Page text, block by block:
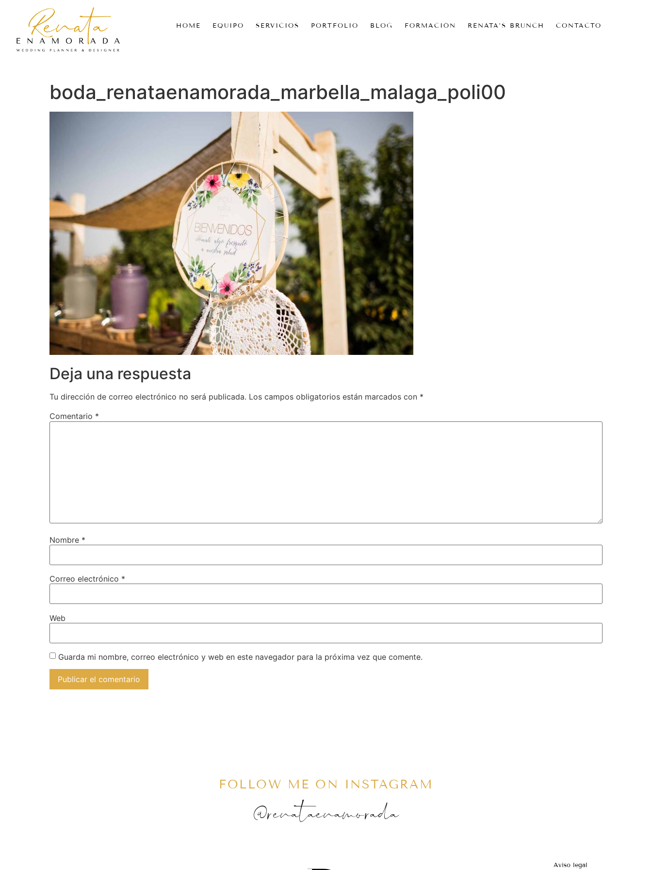
HOME EQUIPO SERVICIOS PORTFOLIO BLOG FORMACIÓN RENATA’S BRUNCH CONTACTO
boda_renataenamorada_marbella_malaga_poli00
Deja una respuesta
Tu dirección de correo electrónico no será publicada. Los campos obligatorios están marcados con *
Comentario *
Nombre *
Correo electrónico *
Web
Guarda mi nombre, correo electrónico y web en este navegador para la próxima vez que comente.
FOLLOW ME ON INSTAGRAM
@renataenamorada
Aviso legal